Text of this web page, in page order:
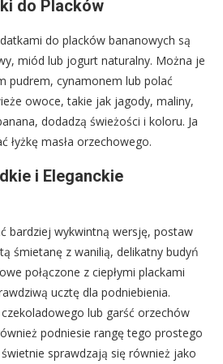
do Placków
do placków bananowych są
miód lub jogurt naturalny. Można je
pudrem, cynamonem lub polać
owoce, takie jak jagody, maliny,
dodadzą świeżości i koloru. Ja
łyżkę masła orzechowego.
i Eleganckie
bardziej wykwintną wersję, postaw
śmietanę z wanilią, delikatny budyń
połączone z ciepłymi plackami
ucztę dla podniebienia.
lub garść orzechów
podniesie rangę tego prostego
sprawdzają się również jako